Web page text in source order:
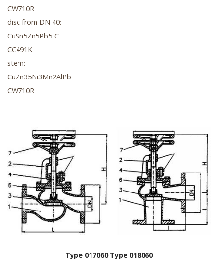
CW710R
disc from DN 40:
CuSn5Zn5Pb5-C
CC491K
stem:
CuZn35Ni3Mn2AlPb
CW710R
Type 017060 Type 018060